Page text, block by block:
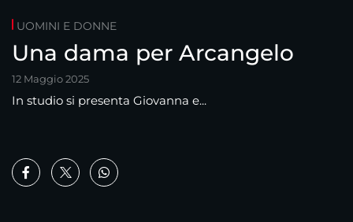
UOMINI E DONNE
Una dama per Arcangelo
12 Maggio 2025
In studio si presenta Giovanna e...